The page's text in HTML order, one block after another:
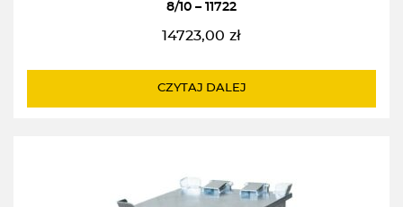
8/10 – 11722
14723,00 zł
CZYTAJ DALEJ